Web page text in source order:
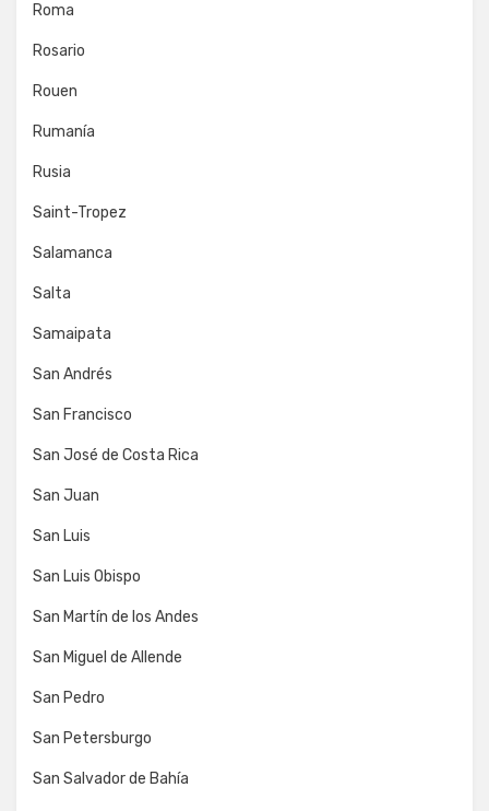
Roma
Rosario
Rouen
Rumanía
Rusia
Saint-Tropez
Salamanca
Salta
Samaipata
San Andrés
San Francisco
San José de Costa Rica
San Juan
San Luis
San Luis Obispo
San Martín de los Andes
San Miguel de Allende
San Pedro
San Petersburgo
San Salvador de Bahía